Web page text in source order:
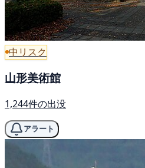
中リスク
山形美術館
1,244件の出没
アラート